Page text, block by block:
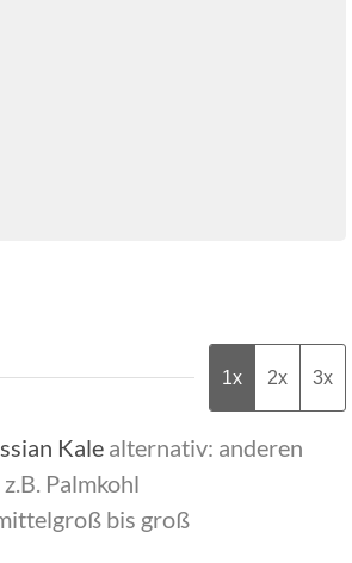
1x 2x 3x
Kale alternativ: anderen
Palmkohl
bis groß